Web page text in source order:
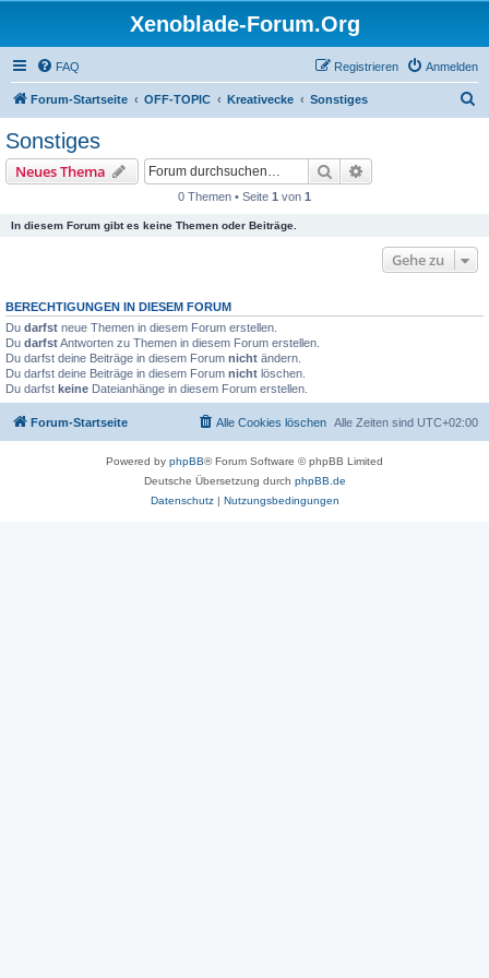
Xenoblade-Forum.Org
FAQ Anmelden
Registrieren
Forum-Startseite OFF-TOPIC Kreativecke Sonstiges
Sonstiges
Neues Thema Suche
0 Themen • Seite 1 von 1
In diesem Forum gibt es keine Themen oder Beiträge.
Gehe zu
BERECHTIGUNGEN IN DIESEM FORUM
Du darfst neue Themen in diesem Forum erstellen.
Du darfstAntworten zu Themen in diesem Forum erstellen.
Du darfst deine Beiträge in diesem Forum nicht ändern.
Du darfst deine Beiträge in diesem Forum nicht löschen.
Du darfst keine Dateianhänge in diesem Forum erstellen.
Forum-Startseite Alle Zeiten sind UTC+02:00
Alle Cookies löschen
Powered by phpBB® Forum Software © phpBB Limited
Deutsche Übersetzung durch phpBB.de
Datenschutz| Nutzungsbedingungen